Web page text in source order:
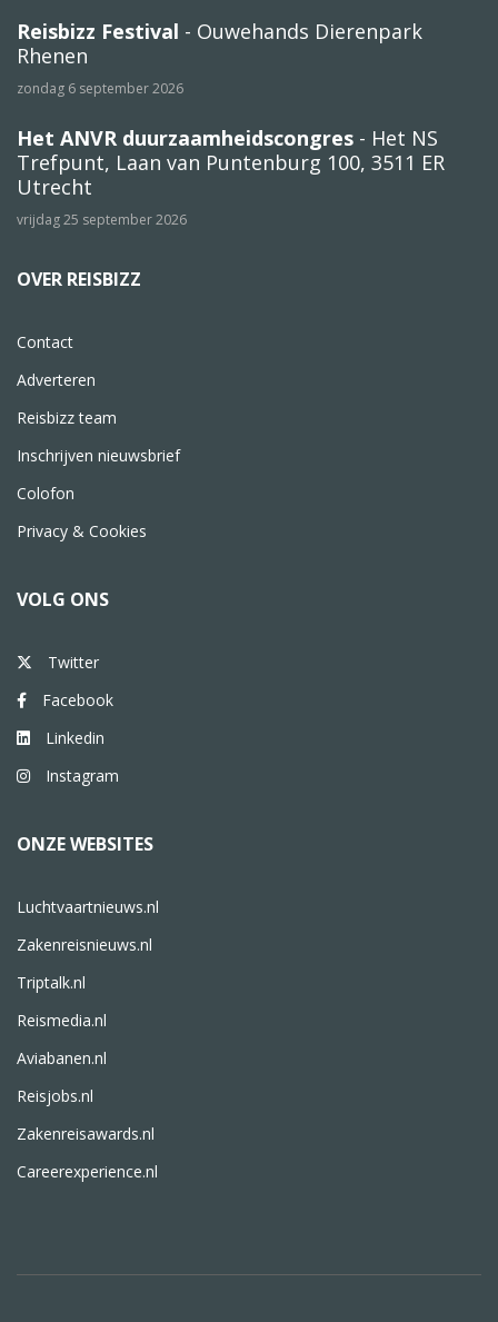
Reisbizz Festival - Ouwehands Dierenpark
Rhenen
zondag 6 september 2026
Het ANVR duurzaamheidscongres - Het NS
Trefpunt, Laan van Puntenburg 100, 3511 ER
Utrecht
vrijdag 25 september 2026
OVER REISBIZZ
Contact
Adverteren
Reisbizz team
Inschrijven nieuwsbrief
Colofon
Privacy & Cookies
VOLG ONS
Twitter
Facebook
Linkedin
Instagram
ONZE WEBSITES
Luchtvaartnieuws.nl
Zakenreisnieuws.nl
Triptalk.nl
Reismedia.nl
Aviabanen.nl
Reisjobs.nl
Zakenreisawards.nl
Careerexperience.nl